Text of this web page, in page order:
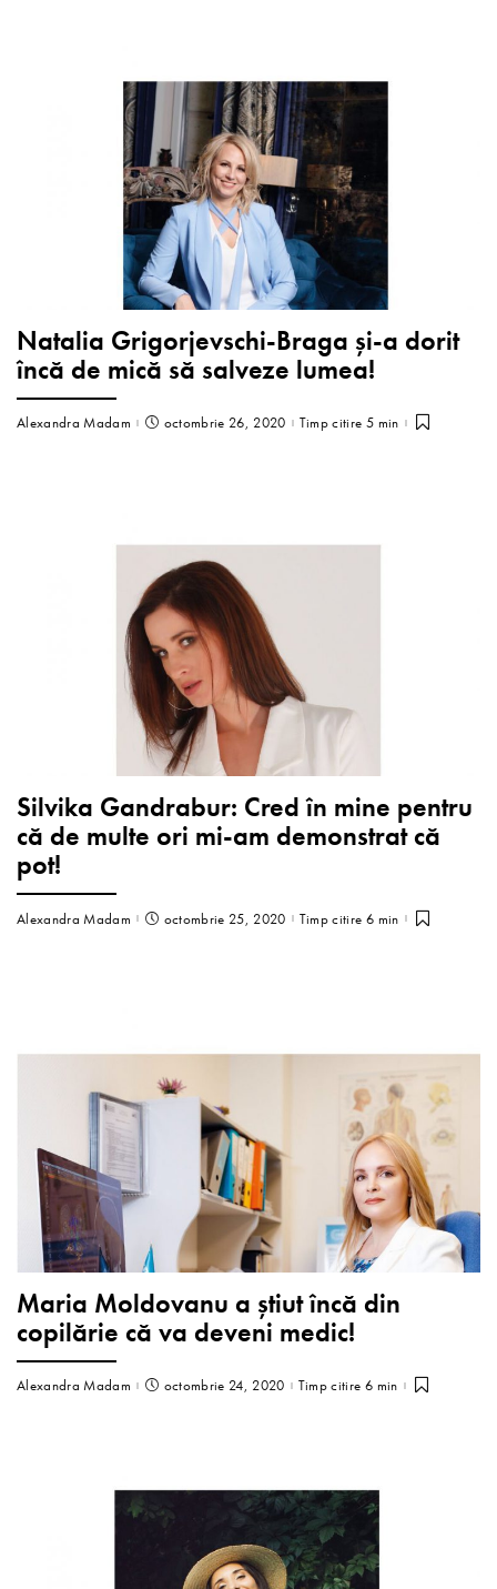
Natalia Grigorjevschi-Braga și-a dorit
încă de mică să salveze lumea!
Alexandra Madam octombrie 26, 2020 Timp citire 5 min
Silvika Gandrabur: Cred în mine pentru
că de multe ori mi-am demonstrat că
pot!
Alexandra Madam octombrie 25, 2020 Timp citire 6 min
Maria Moldovanu a știut încă din
copilărie că va deveni medic!
Alexandra Madam octombrie 24, 2020 Timp citire 6 min